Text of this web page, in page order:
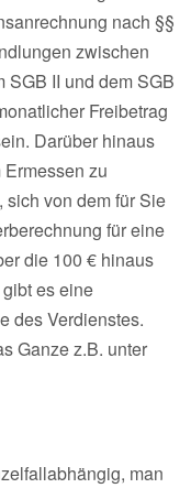
nach §§
zwischen
II und dem SGB
Freibetrag
Darüber hinaus
zu
sich von dem für Sie
für eine
die 100 € hinaus
es eine
des Verdienstes.
Ganze z.B. unter
man